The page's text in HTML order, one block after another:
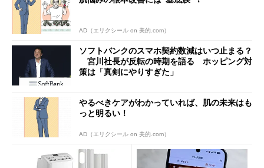
AD（エリクシール on 美的.com）
ソフトバンクのスマホ契約数減はいつ止まる？
宮川社長が反転の時期を語る ホッピング対
策は「真剣にやりすぎた」
やるべきケアがわかっていれば、肌の未来はも
っと明るい！
AD（エリクシール on 美的.com）